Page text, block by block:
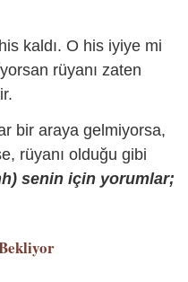
kaldı. O his iyiye mi
rüyanı zaten
bir araya gelmiyorsa,
rüyanı olduğu gibi
senin için yorumlar;